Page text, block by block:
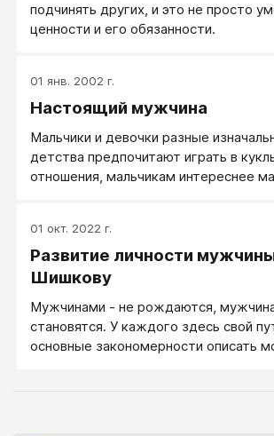
подчинять других, и это не просто
ценности и его обязанности.
01 янв. 2002 г.
Настоящий мужчина
Мальчики и девочки разные
детства предпочитают играть в
отношения, мальчикам интереснее
Наверное, из мальчика стоит
Настоящего мужчину.
01 окт. 2022 г.
Развитие личности
Шишкову
Мужчинами - не рождаются,
становятся. У каждого здесь свой
основные закономерности описать